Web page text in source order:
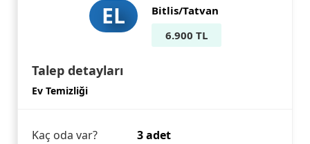
EL
Bitlis/Tatvan
6.900 TL
Talep detayları
Ev Temizliği
Kaç oda var?
3 adet